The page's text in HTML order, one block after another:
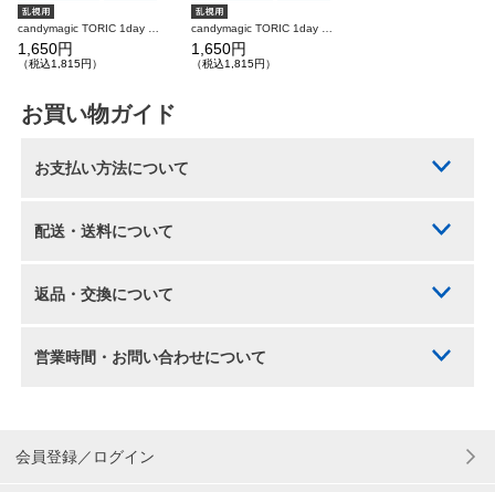
candymagic TORIC 1day ミミブラウン 乱視用 10枚入り キャンディーマジック カラコン(CYL：-0.75D～-1.25D)
1,650円
（税込1,815円）
candymagic TORIC 1day メロブラウン 乱視用 10枚入り キャンディーマジック カラコン(CYL：-0.75D～-1.25D)
1,650円
（税込1,815円）
お買い物ガイド
お支払い方法について
配送・送料について
返品・交換について
営業時間・お問い合わせについて
会員登録／ログイン